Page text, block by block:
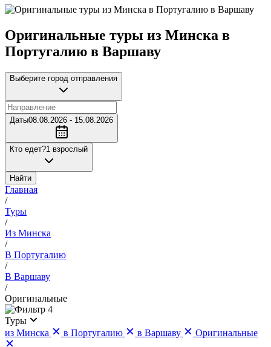
Оригинальные туры из Минска в
Португалию в Варшаву
Выберите город отправления
Даты08.08.2026 - 15.08.2026
Кто едет?1 взрослый
Найти
Главная
/
Туры
/
Из Минска
/
В Португалию
/
В Варшаву
/
Оригинальные
4
Туры
из Минска
в Португалию в Варшаву Оригинальные